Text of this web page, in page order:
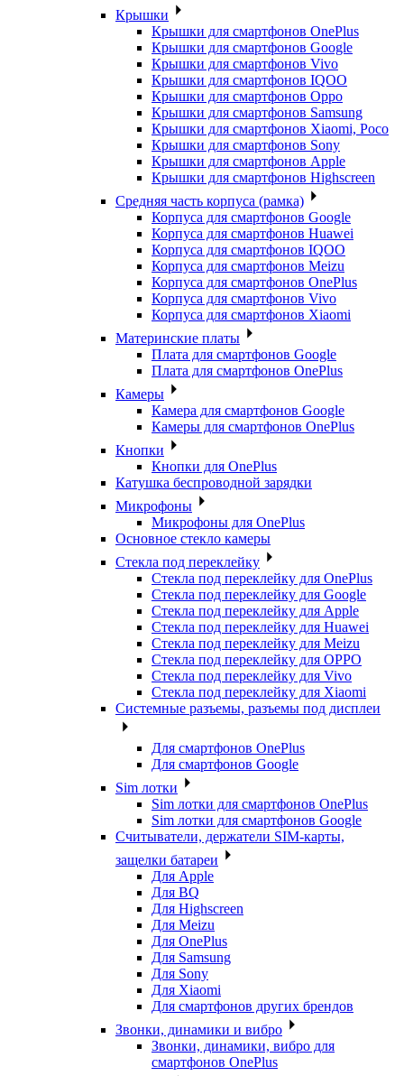
Крышки
Крышки для смартфонов OnePlus
Крышки для смартфонов Google
Крышки для смартфонов Vivo
Крышки для смартфонов IQOO
Крышки для смартфонов Oppo
Крышки для смартфонов Samsung
Крышки для смартфонов Xiaomi, Poco
Крышки для смартфонов Sony
Крышки для смартфонов Apple
Крышки для смартфонов Highscreen
Средняя часть корпуса (рамка)
Корпуса для смартфонов Google
Корпуса для смартфонов Huawei
Корпуса для смартфонов IQOO
Корпуса для смартфонов Meizu
Корпуса для смартфонов OnePlus
Корпуса для смартфонов Vivo
Корпуса для смартфонов Xiaomi
Материнские платы
Плата для смартфонов Google
Плата для смартфонов OnePlus
Камеры
Камера для смартфонов Google
Камеры для смартфонов OnePlus
Кнопки
Кнопки для OnePlus
Катушка беспроводной зарядки
Микрофоны
Микрофоны для OnePlus
Основное стекло камеры
Стекла под переклейку
Стекла под переклейку для OnePlus
Стекла под переклейку для Google
Стекла под переклейку для Apple
Стекла под переклейку для Huawei
Стекла под переклейку для Meizu
Стекла под переклейку для OPPO
Стекла под переклейку для Vivo
Стекла под переклейку для Xiaomi
Системные разъемы, разъемы под дисплеи
Для смартфонов OnePlus
Для смартфонов Google
Sim лотки
Sim лотки для смартфонов OnePlus
Sim лотки для смартфонов Google
Считыватели, держатели SIM-карты,
защелки батареи
Для Apple
Для BQ
Для Highscreen
Для Meizu
Для OnePlus
Для Samsung
Для Sony
Для Xiaomi
Для смартфонов других брендов
Звонки, динамики и вибро
Звонки, динамики, вибро для
смартфонов OnePlus